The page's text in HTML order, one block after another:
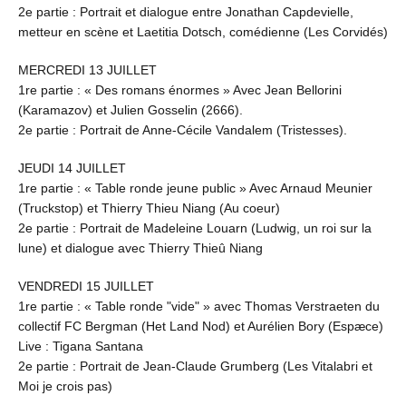
2e partie : Portrait et dialogue entre Jonathan Capdevielle,
metteur en scène et Laetitia Dotsch, comédienne (Les Corvidés)
MERCREDI 13 JUILLET
1re partie : « Des romans énormes » Avec Jean Bellorini
(Karamazov) et Julien Gosselin (2666).
2e partie : Portrait de Anne-Cécile Vandalem (Tristesses).
JEUDI 14 JUILLET
1re partie : « Table ronde jeune public » Avec Arnaud Meunier
(Truckstop) et Thierry Thieu Niang (Au coeur)
2e partie : Portrait de Madeleine Louarn (Ludwig, un roi sur la
lune) et dialogue avec Thierry Thieû Niang
VENDREDI 15 JUILLET
1re partie : « Table ronde "vide" » avec Thomas Verstraeten du
collectif FC Bergman (Het Land Nod) et Aurélien Bory (Espæce)
Live : Tigana Santana
2e partie : Portrait de Jean-Claude Grumberg (Les Vitalabri et
Moi je crois pas)